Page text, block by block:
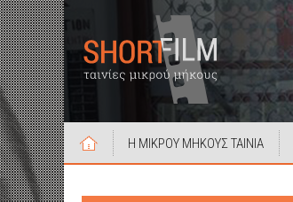
Η ΜΙΚΡΟΥ ΜΗΚΟΥΣ ΤΑΙΝΙΑ